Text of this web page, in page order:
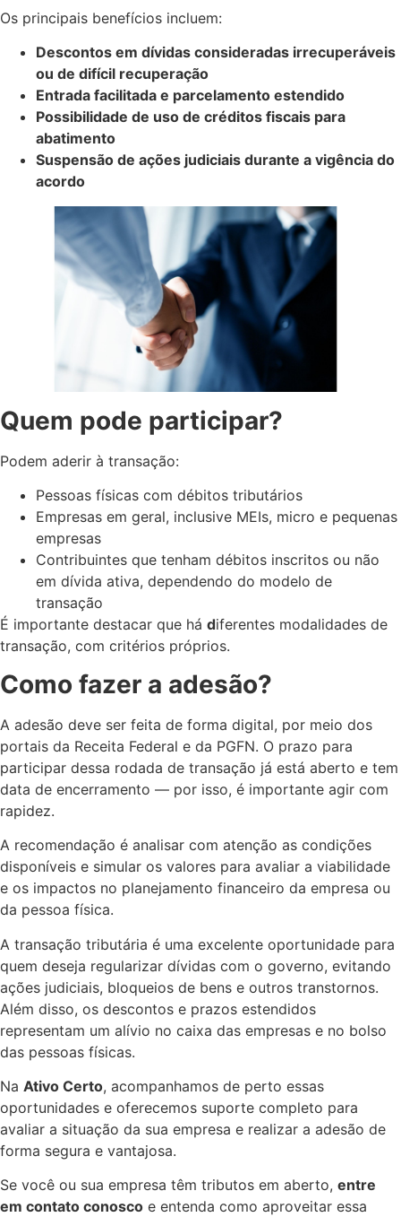
Os principais benefícios incluem:
Descontos em dívidas consideradas irrecuperáveis
ou de difícil recuperação
Entrada facilitada e parcelamento estendido
Possibilidade de uso de créditos fiscais para
abatimento
Suspensão de ações judiciais durante a vigência do
acordo
Quem pode participar?
Podem aderir à transação:
Pessoas físicas com débitos tributários
Empresas em geral, inclusive MEIs, micro e pequenas
empresas
Contribuintes que tenham débitos inscritos ou não
em dívida ativa, dependendo do modelo de
transação
É importante destacar que há diferentes modalidades de
transação, com critérios próprios.
Como fazer a adesão?
A adesão deve ser feita de forma digital, por meio dos
portais da Receita Federal e da PGFN. O prazo para
participar dessa rodada de transação já está aberto e tem
data de encerramento — por isso, é importante agir com
rapidez.
A recomendação é analisar com atenção as condições
disponíveis e simular os valores para avaliar a viabilidade
e os impactos no planejamento financeiro da empresa ou
da pessoa física.
A transação tributária é uma excelente oportunidade para
quem deseja regularizar dívidas com o governo, evitando
ações judiciais, bloqueios de bens e outros transtornos.
Além disso, os descontos e prazos estendidos
representam um alívio no caixa das empresas e no bolso
das pessoas físicas.
Na Ativo Certo, acompanhamos de perto essas
oportunidades e oferecemos suporte completo para
avaliar a situação da sua empresa e realizar a adesão de
forma segura e vantajosa.
Se você ou sua empresa têm tributos em aberto, entre
em contato conosco e entenda como aproveitar essa